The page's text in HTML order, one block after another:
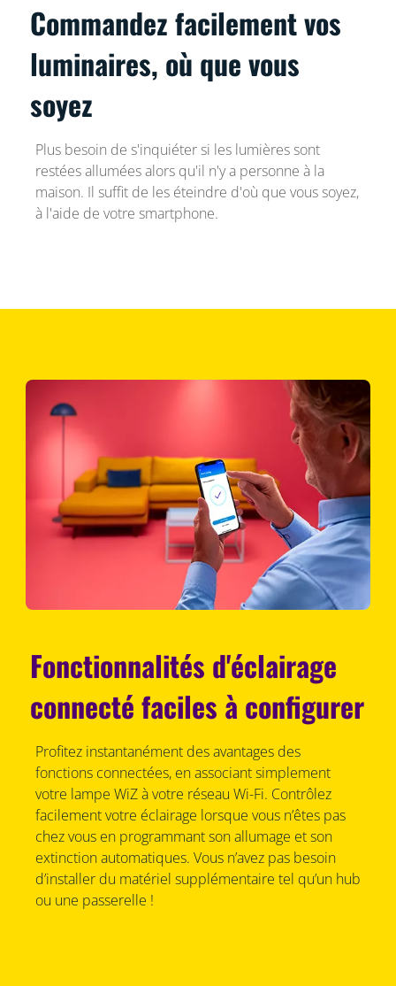
Commandez facilement vos
luminaires, où que vous
soyez
Plus besoin de s'inquiéter si les lumières sont
restées allumées alors qu'il n'y a personne à la
maison. Il suffit de les éteindre d'où que vous soyez,
à l'aide de votre smartphone.
Fonctionnalités d'éclairage
connecté faciles à configurer
Profitez instantanément des avantages des
fonctions connectées, en associant simplement
votre lampe WiZ à votre réseau Wi-Fi. Contrôlez
facilement votre éclairage lorsque vous n’êtes pas
chez vous en programmant son allumage et son
extinction automatiques. Vous n’avez pas besoin
d’installer du matériel supplémentaire tel qu’un hub
ou une passerelle !